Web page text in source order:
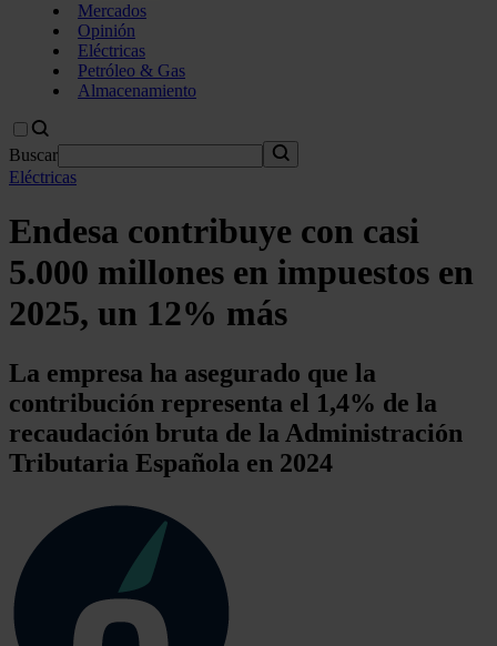
Mercados
Opinión
Eléctricas
Petróleo & Gas
Almacenamiento
Buscar
Eléctricas
Endesa contribuye con casi
5.000 millones en impuestos en
2025, un 12% más
La empresa ha asegurado que la
contribución representa el 1,4% de la
recaudación bruta de la Administración
Tributaria Española en 2024